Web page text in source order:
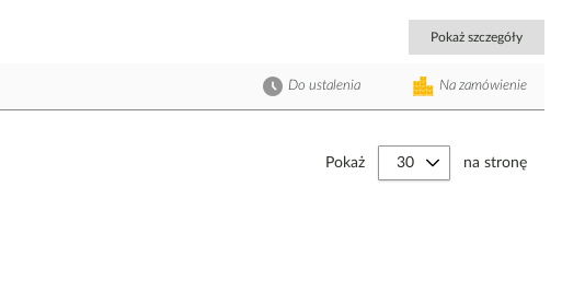
Pokaż szczegóły
Na zamówienie
Do ustalenia
Pokaż na stronę